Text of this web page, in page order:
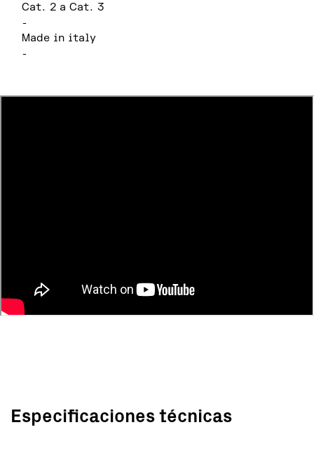
Cat. 2 a Cat. 3
-
Made in italy
-
Especificaciones técnicas